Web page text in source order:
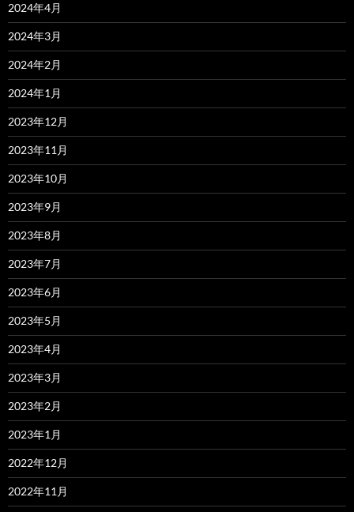
2024年4月
2024年3月
2024年2月
2024年1月
2023年12月
2023年11月
2023年10月
2023年9月
2023年8月
2023年7月
2023年6月
2023年5月
2023年4月
2023年3月
2023年2月
2023年1月
2022年12月
2022年11月